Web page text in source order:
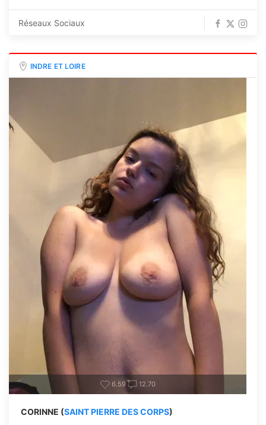
Réseaux Sociaux
INDRE ET LOIRE
6.59 12.70
CORINNE (SAINT PIERRE DES CORPS)